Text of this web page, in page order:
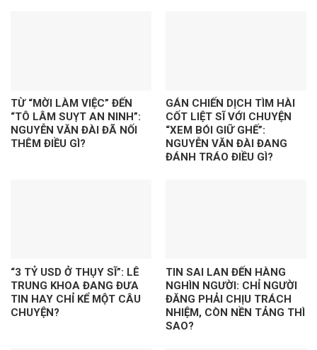
TỪ “MỜI LÀM VIỆC” ĐẾN
“TÔ LÂM SUỴT AN NINH”:
NGUYỄN VĂN ĐÀI ĐÃ NỐI
THÊM ĐIỀU GÌ?
GÁN CHIẾN DỊCH TÌM HÀI
CỐT LIỆT SĨ VỚI CHUYỆN
“XEM BÓI GIỮ GHẾ”:
NGUYỄN VĂN ĐÀI ĐANG
ĐÁNH TRÁO ĐIỀU GÌ?
“3 TỶ USD Ở THỤY SĨ”: LÊ
TRUNG KHOA ĐANG ĐƯA
TIN HAY CHỈ KỂ MỘT CÂU
CHUYỆN?
TIN SAI LAN ĐẾN HÀNG
NGHÌN NGƯỜI: CHỈ NGƯỜI
ĐĂNG PHẢI CHỊU TRÁCH
NHIỆM, CÒN NỀN TẢNG THÌ
SAO?